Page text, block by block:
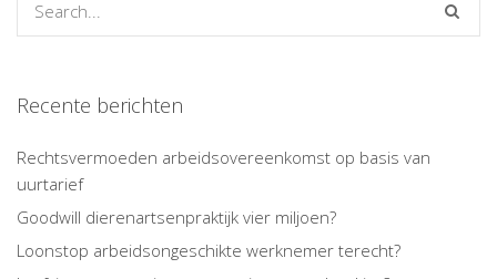
Recente berichten
Rechtsvermoeden arbeidsovereenkomst op basis van
uurtarief
Goodwill dierenartsenpraktijk vier miljoen?
Loonstop arbeidsongeschikte werknemer terecht?